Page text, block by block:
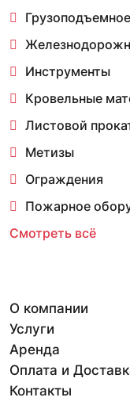
Инструменты
Кровельные
Листовой
Метизы
Ограждения
Пожарное
Смотреть всё
О компании
Услуги
Аренда
Оплата и
Контакты